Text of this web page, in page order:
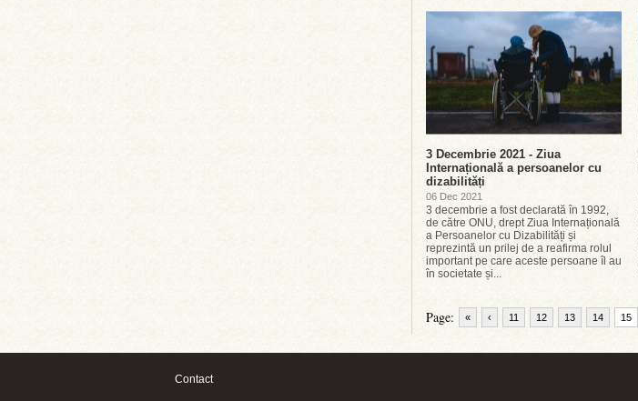
3 Decembrie 2021 - Ziua
Internațională a persoanelor cu
dizabilități
06 Dec 2021
3 decembrie a fost declarată în 1992,
de către ONU, drept Ziua Internațională
a Persoanelor cu Dizabilități și
reprezintă un prilej de a reafirma rolul
important pe care aceste persoane îl au
în societate și...
Page: « ‹ 11 12 13 14 15
Contact